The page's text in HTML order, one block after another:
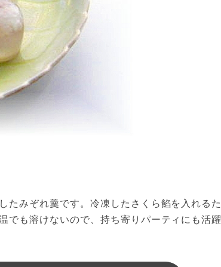
たみぞれ羹です。冷凍したさくら餡を入れるた
でも溶けないので、持ち寄りパーティにも活躍